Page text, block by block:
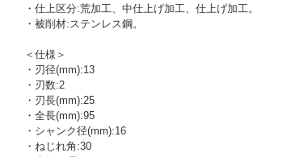
・仕上区分:荒加工、中仕上げ加工、仕上げ加工。
・被削材:ステンレス鋼。
＜仕様＞
・刃径(mm):13
・刃数:2
・刃長(mm):25
・全長(mm):95
・シャンク径(mm):16
・ねじれ角:30